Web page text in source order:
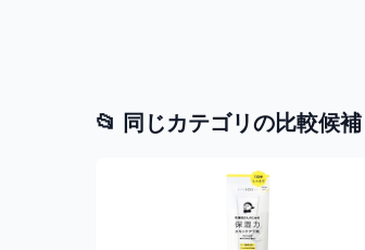
📂 同じカテゴリの比較候補